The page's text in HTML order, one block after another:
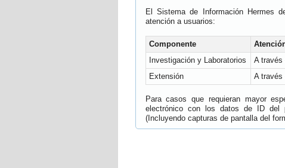
El Sistema de Información Hermes
atención a usuarios:
Componente
Investigación y Laboratorios
A través
Extensión
A través
Para casos que requieran mayor
electrónico con los datos de ID del
(Incluyendo capturas de pantalla del